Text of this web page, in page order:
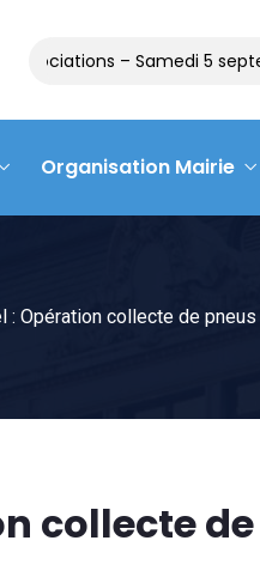
– Samedi 5
Organisation Mairie
: Opération collecte de pneus
collecte